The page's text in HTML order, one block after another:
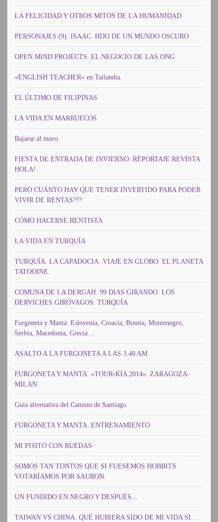
LA FELICIDAD Y OTROS MITOS DE LA HUMANIDAD
PERSONAJES (9). ISAAC. HIJO DE UN MUNDO OSCURO
OPEN MIND PROJECTS. EL NEGOCIO DE LAS ONG
«ENGLISH TEACHER» en Tailandia.
EL ÚLTIMO DE FILIPINAS
LA VIDA EN MARRUECOS
Bajarse al moro.
FIESTA DE ENTRADA DE INVIERNO. REPORTAJE REVISTA
HOLA!
PERO CUÁNTO HAY QUE TENER INVERTIDO PARA PODER
VIVIR DE RENTAS???
CÓMO HACERSE RENTISTA
LA VIDA EN TURQUÍA
TURQUÍA. LA CAPADOCIA. VIAJE EN GLOBO. EL PLANETA
TATOOINE.
COMUNA DE LA DERGAH. 99 DIAS GIRANDO. LOS
DERVICHES GIRÓVAGOS. TURQUÍA
Furgoneta y Manta. Eslovenia, Croacia, Bosnia, Montenegro,
Serbia, Macedonia, Grecia…
ASALTO A LA FURGONETA A LAS 3.40 AM
FURGONETA Y MANTA. «TOUR-KÍA 2014». ZARAGOZA-
MILAN.
Guía alternativa del Camino de Santiago
FURGONETA Y MANTA. ENTRENAMIENTO
MI PISITO CON RUEDAS
SOMOS TAN TONTOS QUE SI FUESEMOS HOBBITS
VOTARÍAMOS POR SAURON.
UN FUNDIDO EN NEGRO Y DESPUÉS…
TAIWAN VS CHINA. QUÉ HUBIERA SIDO DE MI VIDA SI…